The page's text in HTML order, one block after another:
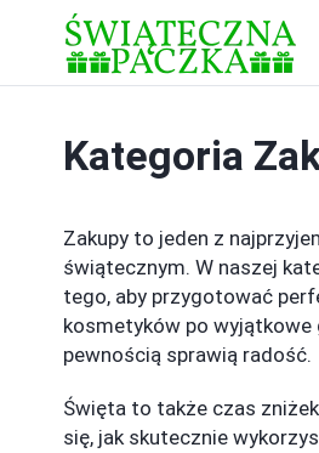
Kategoria
Zakupy to jeden z
świątecznym. W naszej
tego, aby przygotować
kosmetyków po wyjątkowe
pewnością sprawią radość.
Święta to także czas
się, jak skutecznie